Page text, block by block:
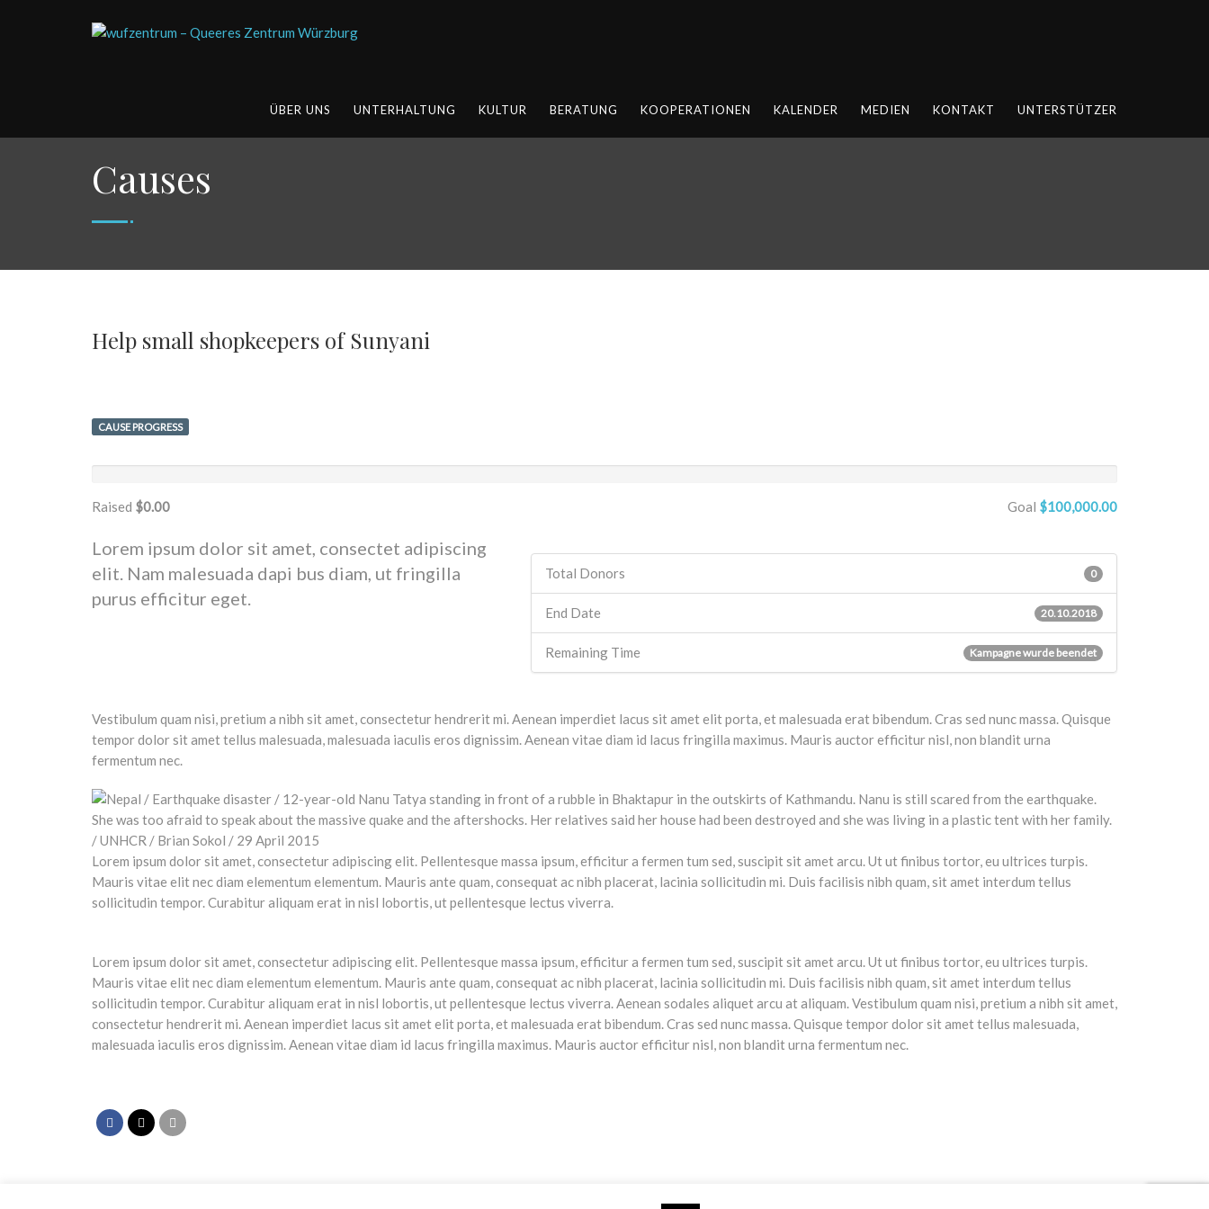
ÜBER UNS UNTERHALTUNG KULTUR BERATUNG KOOPERATIONEN KALENDER MEDIEN KONTAKT UNTERSTÜTZER
Causes
Help small shopkeepers of Sunyani
CAUSE PROGRESS
Raised $0.00 Goal $100,000.00
Lorem ipsum dolor sit amet, consectet adipiscing
elit. Nam malesuada dapi bus diam, ut fringilla
purus efficitur eget.
Total Donors 0
End Date 20.10.2018
Remaining Time Kampagne wurde beendet
Vestibulum quam nisi, pretium a nibh sit amet, consectetur hendrerit mi. Aenean imperdiet lacus sit amet elit porta, et malesuada erat bibendum. Cras sed nunc massa. Quisque
tempor dolor sit amet tellus malesuada, malesuada iaculis eros dignissim. Aenean vitae diam id lacus fringilla maximus. Mauris auctor efficitur nisl, non blandit urna
fermentum nec.
Lorem ipsum dolor sit amet, consectetur adipiscing elit. Pellentesque massa ipsum, efficitur a fermen tum sed, suscipit sit amet arcu. Ut ut finibus tortor, eu ultrices turpis.
Mauris vitae elit nec diam elementum elementum. Mauris ante quam, consequat ac nibh placerat, lacinia sollicitudin mi. Duis facilisis nibh quam, sit amet interdum tellus
sollicitudin tempor. Curabitur aliquam erat in nisl lobortis, ut pellentesque lectus viverra.
Lorem ipsum dolor sit amet, consectetur adipiscing elit. Pellentesque massa ipsum, efficitur a fermen tum sed, suscipit sit amet arcu. Ut ut finibus tortor, eu ultrices turpis.
Mauris vitae elit nec diam elementum elementum. Mauris ante quam, consequat ac nibh placerat, lacinia sollicitudin mi. Duis facilisis nibh quam, sit amet interdum tellus
sollicitudin tempor. Curabitur aliquam erat in nisl lobortis, ut pellentesque lectus viverra. Aenean sodales aliquet arcu at aliquam. Vestibulum quam nisi, pretium a nibh sit amet,
consectetur hendrerit mi. Aenean imperdiet lacus sit amet elit porta, et malesuada erat bibendum. Cras sed nunc massa. Quisque tempor dolor sit amet tellus malesuada,
malesuada iaculis eros dignissim. Aenean vitae diam id lacus fringilla maximus. Mauris auctor efficitur nisl, non blandit urna fermentum nec.